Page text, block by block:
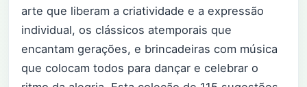
arte que liberam a criatividade e a expressão
individual, os clássicos atemporais que
encantam gerações, e brincadeiras com música
que colocam todos para dançar e celebrar o